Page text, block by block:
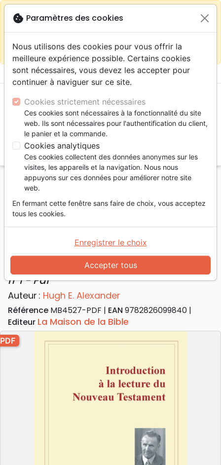
Continuer sur le site France close
warningSelon votre
localisation (États-
sur la boutique La Maison de la Bible Suisse
menu shopping_cart
Accueil Livres
Commentaires
Introduction à la lecture du Nouveau Testament -
Collection: cahiers de culture biblique, n°1 - Pdf
Introduction à la lecture du Nouveau
Testament
Collection: cahiers de culture biblique,
n°1 - Pdf
Auteur : Hugh E. Alexander
Référence MB4527-PDF EAN 9782826099840
Editeur La Maison de la Bible
PDF
cookie Paramètres des cookies
Nous utilisons des cookies pour vous offrir la
meilleure expérience possible. Certains cookies
sont nécessaires, vous devez les accepter pour
continuer à naviguer sur ce site.
Cookies strictement nécessaires
Ces cookies sont nécessaires à la fonctionnalité du site
web. Ils sont nécessaires pour l'authentification du client,
le panier et la commande.
Cookies analytiques
Ces cookies collectent des données anonymes sur les
visites, les appareils et la navigation. Nous nous
appuyons sur ces données pour améliorer notre site
web.
En fermant cette fenêtre sans faire de choix, vous acceptez
tous les cookies.
Accepter tous
Enregistrer le choix